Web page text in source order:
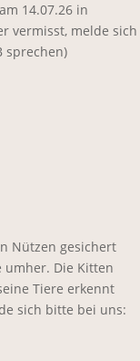
14.07.26 in
vermisst, melde sich
sprechen)
Nützen gesichert
Die Kitten
Tiere erkennt
sich bitte bei uns: